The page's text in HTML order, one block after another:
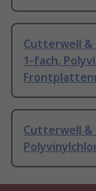
Cutterwell &
1-fach,
Cutterwell &